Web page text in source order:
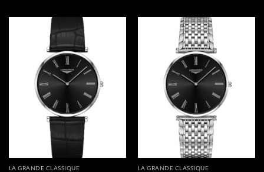
LA GRANDE CLASSIQUE LA GRANDE CLASSIQUE